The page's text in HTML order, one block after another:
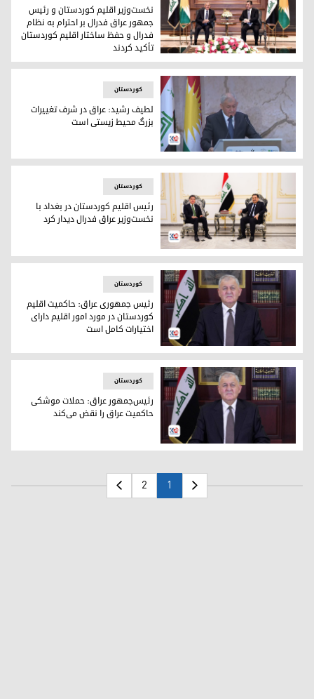
مسرور بارزانی، نخست‌وزیر اقلیم کوردستان و لطیف رشید
نخست‌وزیر اقلیم کوردستان و رئیس
جمهور عراق فدرال بر احترام به نظام
فدرال و حفظ ساختار اقلیم کوردستان
تأکید کردند
دکتر لطیف رشید، رئیس جمهور عراق فدرال
کوردستان
لطیف رشید: عراق در شرف تغییرات
بزرگ محیط زیستی است
رئیس اقلیم کوردستان در بغداد با نخست‌وزیر عراق فدرال دیدار
کوردستان
رئیس اقلیم کوردستان در بغداد با
نخست‌وزیر عراق فدرال دیدار کرد
رئیس جمهوری عراق: حاکمیت اقلیم کوردستان در مورد امور
کوردستان
رئیس جمهوری عراق: حاکمیت اقلیم
کوردستان در مورد امور اقلیم دارای
اختیارات کامل است
لطیف رشید، رئیس جمهور عراق
کوردستان
رئیس‌جمهور عراق: حملات موشکی
حاکمیت عراق را نقض می‌کند
1
2